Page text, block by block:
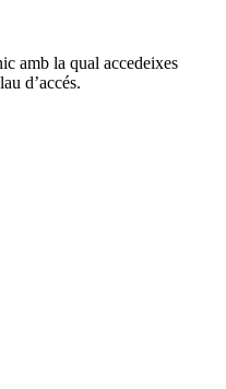
amb la qual accedeixes
d’accés.